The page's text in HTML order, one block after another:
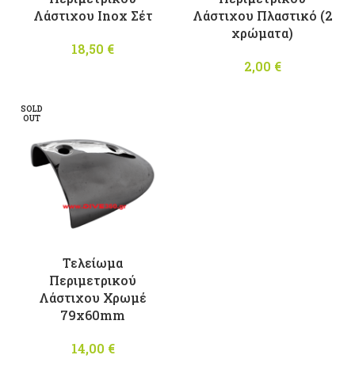
Λάστιχου Inox Σέτ
18,50 €
Λάστιχου Πλαστικό (2
χρώματα)
2,00 €
SOLD
OUT
Τελείωμα
Περιμετρικού
Λάστιχου Χρωμέ
79x60mm
14,00 €